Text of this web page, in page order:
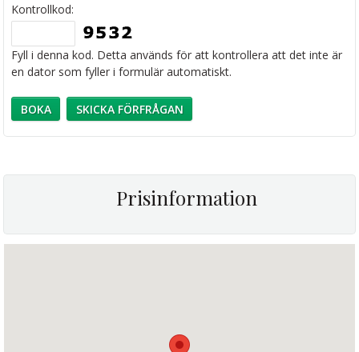
Kontrollkod:
Fyll i denna kod. Detta används för att kontrollera att det inte är
en dator som fyller i formulär automatiskt.
Prisinformation